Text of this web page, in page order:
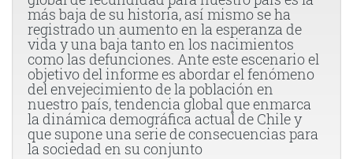
más baja de su historia, así mismo se ha
registrado un aumento en la esperanza de
vida y una baja tanto en los nacimientos
como las defunciones. Ante este escenario el
objetivo del informe es abordar el fenómeno
del envejecimiento de la población en
nuestro país, tendencia global que enmarca
la dinámica demográfica actual de Chile y
que supone una serie de consecuencias para
la sociedad en su conjunto